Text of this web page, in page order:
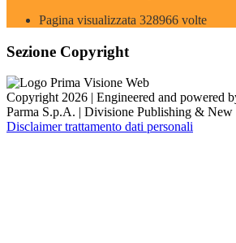
Pagina visualizzata 328966 volte
Sezione Copyright
Copyright 2026 | Engineered and powered
Parma S.p.A. | Divisione Publishing & New
Disclaimer trattamento dati personali